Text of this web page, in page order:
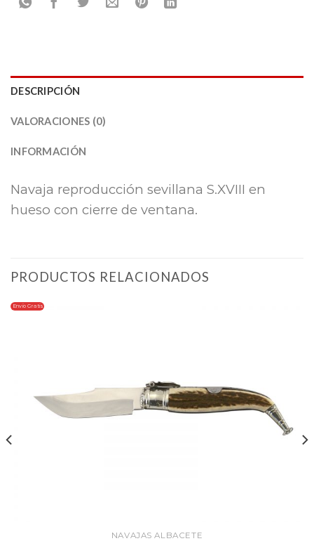
DESCRIPCIÓN
VALORACIONES (0)
INFORMACIÓN
Navaja reproducción sevillana S.XVIII en
hueso con cierre de ventana.
PRODUCTOS RELACIONADOS
Envio Gratis
NAVAJAS ALBACETE